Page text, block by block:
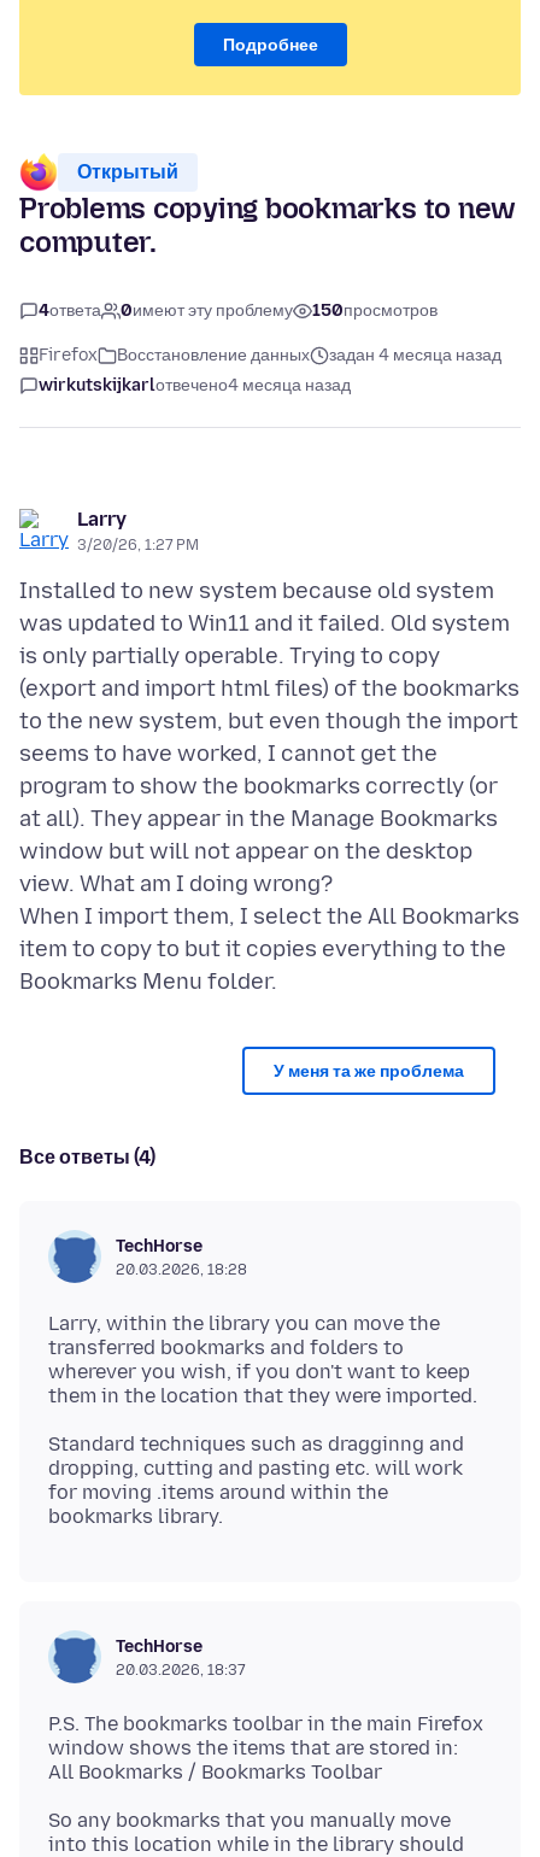
Подробнее
Открытый
Problems copying bookmarks to new
computer.
4ответа 0имеют эту проблему 150просмотров
Firefox Восстановление данных
задан 4 месяца назад
wirkutskijkarlотвечено4 месяца назад
Larry
3/20/26, 1:27 PM
Installed to new system because old system
was updated to Win11 and it failed. Old system
is only partially operable. Trying to copy
(export and import html files) of the bookmarks
to the new system, but even though the import
seems to have worked, I cannot get the
program to show the bookmarks correctly (or
at all). They appear in the Manage Bookmarks
window but will not appear on the desktop
view. What am I doing wrong?
When I import them, I select the All Bookmarks
item to copy to but it copies everything to the
У меня та же проблема
Все ответы (4)
TechHorse
20.03.2026, 18:28
Larry, within the library you can move the
transferred bookmarks and folders to
wherever you wish, if you don't want to keep
Standard techniques such as dragginng and
dropping, cutting and pasting etc. will work
for moving .items around within the
TechHorse
20.03.2026, 18:37
P.S. The bookmarks toolbar in the main Firefox
window shows the items that are stored in:
So any bookmarks that you manually move
into this location while in the library should